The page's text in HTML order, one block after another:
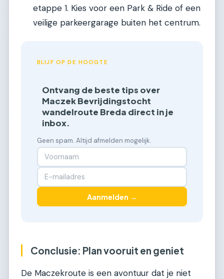
etappe 1. Kies voor een Park & Ride of een
veilige parkeergarage buiten het centrum.
BLIJF OP DE HOOGTE
Ontvang de beste tips over
Maczek Bevrijdingstocht
wandelroute Breda direct in je
inbox.
Geen spam. Altijd afmelden mogelijk.
Aanmelden →
Conclusie: Plan vooruit en geniet
De Maczekroute is een avontuur dat je niet